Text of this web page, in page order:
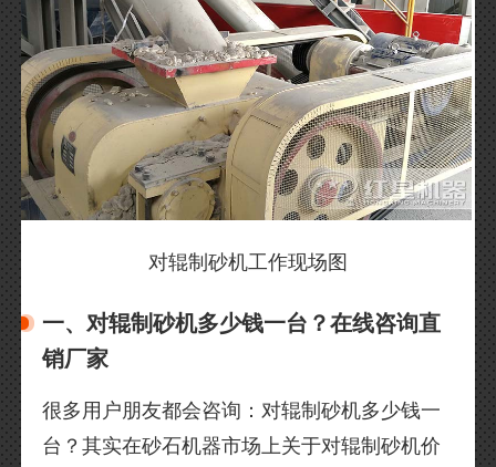
对辊制砂机工作现场图
一、对辊制砂机多少钱一台？在线咨询直
销厂家
很多用户朋友都会咨询：对辊制砂机多少钱一
台？其实在砂石机器市场上关于对辊制砂机价